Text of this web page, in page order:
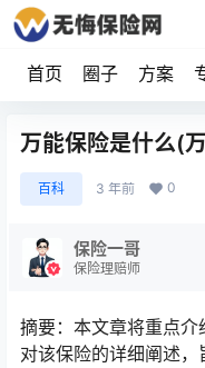
首页 圈子 方案
万能保险是什么(
百科 3 年前 0
保险一哥
保险理赔师
摘要：本文章将重点
对该保险的详细阐述